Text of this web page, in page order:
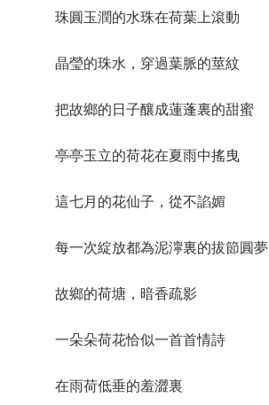
珠圓玉潤的水珠在荷葉上滾動
晶瑩的珠水，穿過葉脈的莖紋
把故鄉的日子釀成蓮蓬裏的甜蜜
亭亭玉立的荷花在夏雨中搖曳
這七月的花仙子，從不諂媚
每一次綻放都為泥濘裏的拔節圓夢
故鄉的荷塘，暗香疏影
一朵朵荷花恰似一首首情詩
在雨荷低垂的羞澀裏